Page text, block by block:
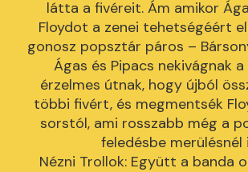
látta a fivéreit. Ám amikor
Floydot a zenei tehetségéért
gonosz popsztár páros –
Ágas és Pipacs nekivágnak
érzelmes útnak, hogy újból
többi fivért, és megmentsék
sorstól, ami rosszabb még a
feledésbe merülésnél
Nézni Trollok: Együtt a banda